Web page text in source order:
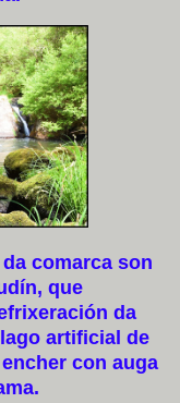
comarca son
que
da
artificial de
con auga